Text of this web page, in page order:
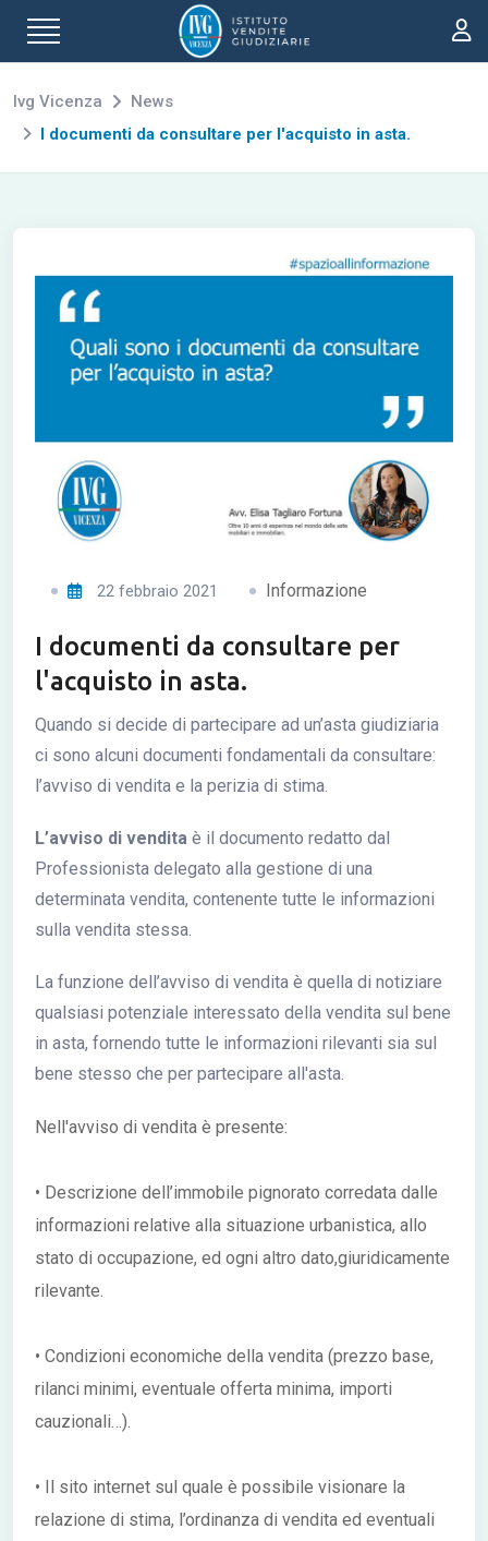
Ivg Vicenza
News
I documenti da consultare per l'acquisto in asta.
22 febbraio 2021 Informazione
I documenti da consultare per
l'acquisto in asta.
Quando si decide di partecipare ad un’asta giudiziaria
ci sono alcuni documenti fondamentali da consultare:
l’avviso di vendita e la perizia di stima.
L’avviso di vendita è il documento redatto dal
Professionista delegato alla gestione di una
determinata vendita, contenente tutte le informazioni
sulla vendita stessa.
La funzione dell’avviso di vendita è quella di notiziare
qualsiasi potenziale interessato della vendita sul bene
in asta, fornendo tutte le informazioni rilevanti sia sul
bene stesso che per partecipare all'asta.
Nell'avviso di vendita è presente:
• Descrizione dell’immobile pignorato corredata dalle
informazioni relative alla situazione urbanistica, allo
stato di occupazione, ed ogni altro dato,giuridicamente
rilevante.
• Condizioni economiche della vendita (prezzo base,
rilanci minimi, eventuale offerta minima, importi
cauzionali…).
• Il sito internet sul quale è possibile visionare la
relazione di stima, l’ordinanza di vendita ed eventuali